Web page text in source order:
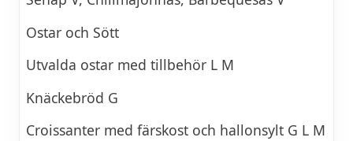
Ostar och Sött
Utvalda ostar med tillbehör L M
Knäckebröd G
Croissanter med färskost och hallonsylt G L M